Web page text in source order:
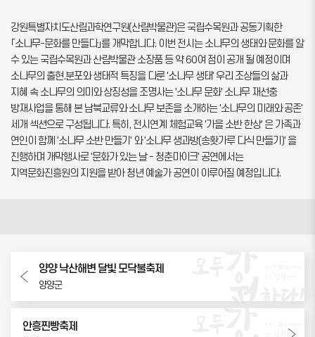
강원특별자치도산림과학연구원(산림박물관)은 국립수목원과 공동기획한
「소나무-문화를 만들다」를 개막합니다. 이번 전시는 소나무의 생태와 문화를 알
수 있는 국립수목원과 산림박물관 소장품 등 약 60여 점이 공개 될 예정이며
소나무의 출현.분포와 생태적 특징을 다룬 '소나무 생태' 우리 조상들의 삶과
지혜 속 소나무의 의미와 상징성을 조명사는 '소나무 문화' 소나무 재선충
방재사업을 통해 본 남북교류와 소나무 보존을 소개하는 '소나무의 미래와 공존'
세개 섹션으로 구성됩니다. 특히, 전시연계 체험교육 '가을 소반 한상' 은 가족과
연인이 함께 '소나무 소반 만들기' 와 '소나무 생과방(송홧가루 다식 만들기)' 을
진행하며 개막행사로 '문화가 있는 날 - 청춘마이크' 공연에서는
지역문화진흥원의 지원을 받아 청년 예술가 공연이 이루어질 예정입니다.
양양 낙산해변 달빛 모닥불축제
양양군
안흥찐빵축제